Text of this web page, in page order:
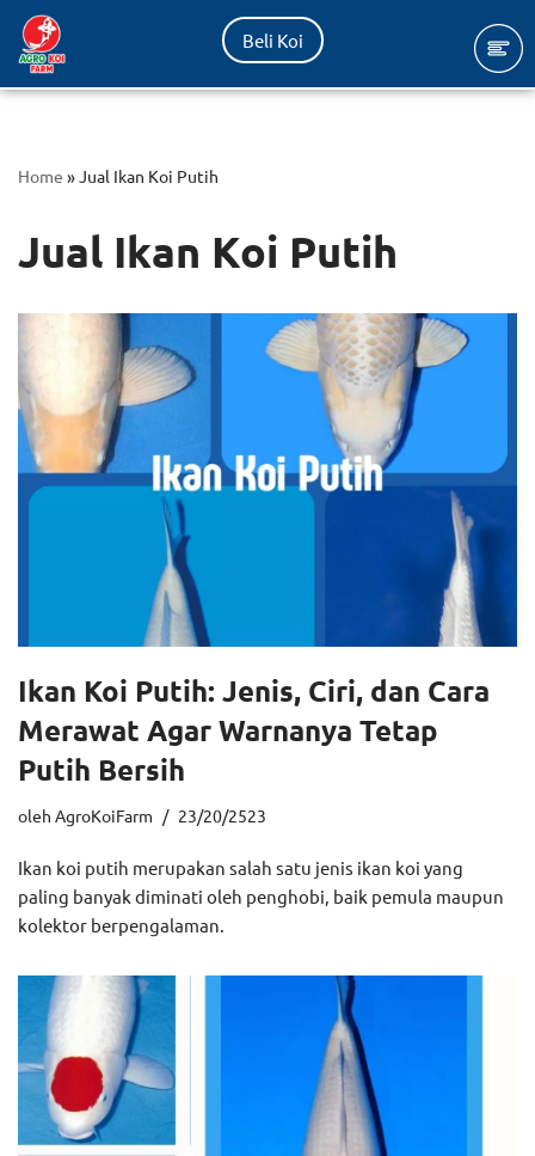
Lompat
ke
Beli Koi
Home »Jual Ikan Koi Putih
Jual Ikan Koi Putih
Ikan Koi Putih: Jenis, Ciri, dan Cara
Merawat Agar Warnanya Tetap
Putih Bersih
oleh AgroKoiFarm 23/20/2523
Ikan koi putih merupakan salah satu jenis ikan koi yang
paling banyak diminati oleh penghobi, baik pemula maupun
kolektor berpengalaman.